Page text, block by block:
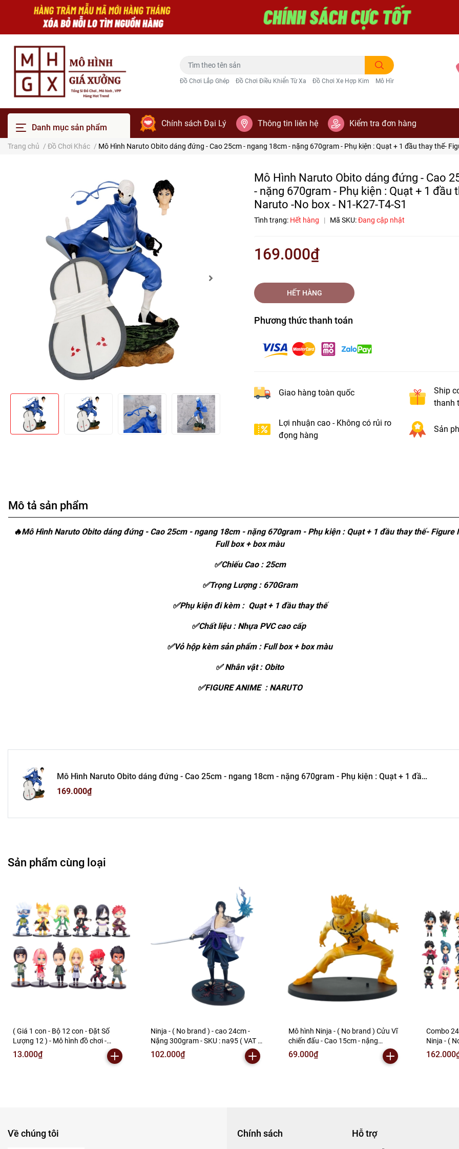
Đồ Chơi Lắp Ghép Đồ Chơi Điều Khiển Từ Xa Đồ Chơi Xe Hợp Kim Mô Hình Trang Trí
Danh mục sản phẩm Chính sách Đại Lý Thông tin liên hệ Kiểm tra đơn hàng
Trang chủ / Đồ Chơi Khác / Mô Hình Naruto Obito dáng đứng - Cao 25cm - ngang 18cm - nặng 670gram - Phụ kiện : Quạt + 1 đầu thay thế-
Mô Hình Naruto Obito dáng đứng - Cao
- nặng 670gram - Phụ kiện : Quạt + 1 đầu
Naruto -No box - N1-K27-T4-S1
Tình trạng: Hết hàng | Mã SKU:Đang cập nhật
169.000₫
HẾT HÀNG
Phương thức thanh toán
Giao hàng toàn quốc
Ship
thanh
Lợi nhuận cao - Không có rủi ro
đọng hàng
Sản
Mô tả sản phẩm
🔥Mô Hình Naruto Obito dáng đứng - Cao 25cm - ngang 18cm - nặng 670gram - Phụ kiện : Quạt + 1 đầu thay thế- Figure
Full box + box màu
✅Chiếu Cao : 25cm
✅Trọng Lượng : 670Gram
✅Phụ kiện đi kèm : Quạt + 1 đầu thay thế
✅Chất liệu : Nhựa PVC cao cấp
✅Vỏ hộp kèm sản phẩm : Full box + box màu
✅ Nhân vật : Obito
✅FIGURE ANIME : NARUTO
Mô Hình Naruto Obito dáng đứng - Cao 25cm - ngang 18cm - nặng 670gram - Phụ kiện : Quạt + 1 đầu
thay thế- Figure Naruto -No box - N1-K27-T4-S1
169.000₫
Sản phẩm cùng loại
( Giá 1 con - Bộ 12 con - Đặt Số
Lượng 12 ) - Mô hình đồ chơi -
combo12 nhân vật Ninja ( no brand
) Sakura Gaara Shikamaru Itachi
13.000₫
Ninja - ( No brand ) - cao 24cm -
Nặng 300gram - SKU : na95 ( VAT :
002-03-80 ) - N3-A1-S20
102.000₫
Mô hình Ninja - ( No brand ) Cửu Vĩ
chiến đấu - Cao 15cm - nặng
270gram - Hộp Màu - (VAT 002-03-
69.000₫
Combo
Ninja - (
nặng
mh09 ) -
Về chúng tôi Chính sách Hỗ trợ